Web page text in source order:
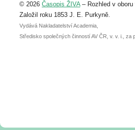
abstraktu přihlášené přednášky nebo
posteru je už 30. června.
© 2026 Časopis ŽIVA– Rozhled v oboru
Založil roku 1853 J. E. Purkyně.
Vydává Nakladatelství Academia,
Středisko společných činností AV ČR, v. v. i., za